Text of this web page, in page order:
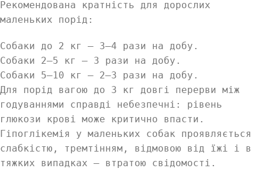
Рекомендована кратність для дорослих
маленьких порід:
Собаки до 2 кг — 3–4 рази на добу.
Собаки 2–5 кг — 3 рази на добу.
Собаки 5–10 кг — 2–3 рази на добу.
Для порід вагою до 3 кг довгі перерви між
годуваннями справді небезпечні: рівень
глюкози крові може критично впасти.
Гіпоглікемія у маленьких собак проявляється
слабкістю, тремтінням, відмовою від їжі і в
тяжких випадках — втратою свідомості.